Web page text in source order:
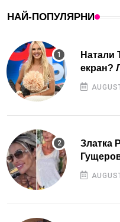
НАЙ-ПОПУЛЯРНИ
Натали
екран?
Златка